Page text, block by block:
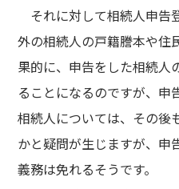
それに対して相続人申告
外の相続人の戸籍謄本や住
果的に、申告をした相続人
ることになるのですが、申
相続人については、その後
かと疑問が生じますが、申
義務は免れるそうです。